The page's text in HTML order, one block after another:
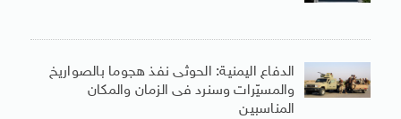
الدفاع اليمنية: الحوثى نفذ هجوما بالصواريخ
والمسيّرات وسنرد فى الزمان والمكان
المناسبين